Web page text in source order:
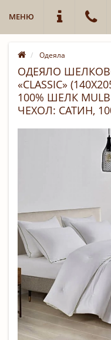
МЕНЮ
Одеяла
ОДЕЯЛО
«CLASSIC»
100% ШЕЛК
ЧЕХОЛ: САТИН,